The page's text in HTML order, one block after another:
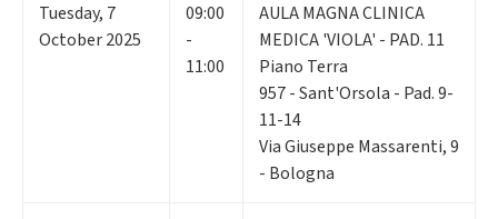
Tuesday, 7
October 2025
09:00
-
11:00
AULA MAGNA CLINICA
MEDICA 'VIOLA' - PAD. 11
Piano Terra
957 - Sant'Orsola - Pad. 9-
11-14
Via Giuseppe Massarenti, 9
- Bologna